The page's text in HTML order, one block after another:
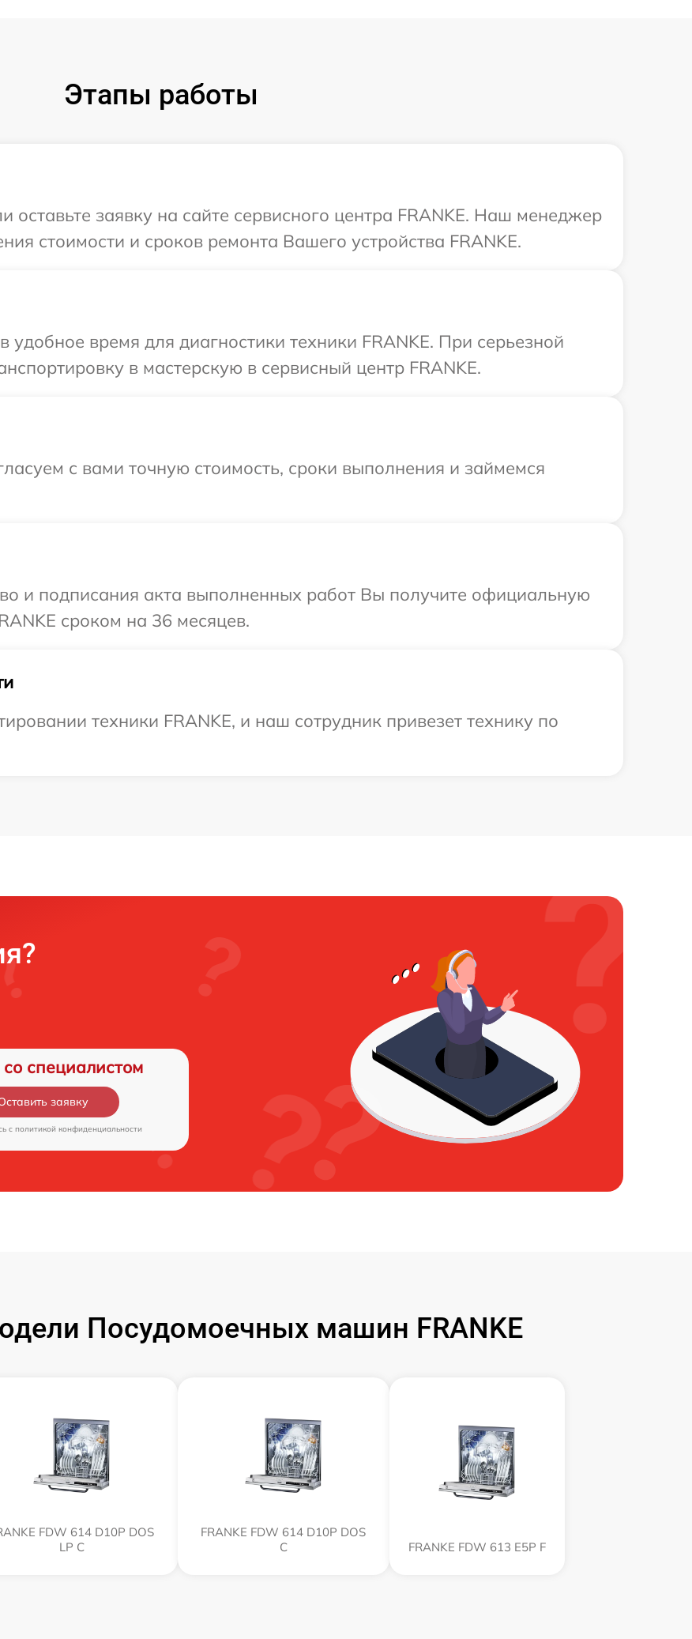
Этапы работы
оставьте заявку на сайте сервисного центра FRANKE. Наш менеджер
стоимости и сроков ремонта Вашего устройства FRANKE.
время для диагностики техники FRANKE. При серьезной
в мастерскую в сервисный центр FRANKE.
с вами точную стоимость, сроки выполнения и займемся
и подписания акта выполненных работ Вы получите официальную
сроком на 36 месяцев.
техники FRANKE, и наш сотрудник привезет технику по
специалистом
заявку
c политикой конфиденциальности
Посудомоечных машин FRANKE
FDW 614 D10P DOS
LP C
FRANKE FDW 614 D10P DOS
C
FRANKE FDW 613 E5P F